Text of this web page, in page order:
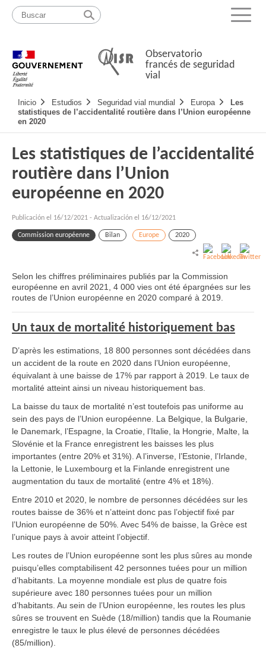
Pasar
contenido
Mapa
web
Menu
Observatorio
francés de seguridad
vial
Navigation
principale
Inicio Estudios Seguridad vial mundial Europa
Les
statistiques de l’accidentalité routière dans l’Union européenne
en 2020
Les statistiques de l’accidentalité
routière dans l’Union
européenne en 2020
Publicación el 16/12/2021 - Actualización el 16/12/2021
Commission européenne Bilan Europe 2020
Selon les chiffres préliminaires publiés par la Commission
européenne en avril 2021, 4 000 vies ont été épargnées sur les
routes de l’Union européenne en 2020 comparé à 2019.
Un taux de mortalité historiquement bas
D’après les estimations, 18 800 personnes sont décédées dans
un accident de la route en 2020 dans l’Union européenne,
équivalant à une baisse de 17% par rapport à 2019. Le taux de
mortalité atteint ainsi un niveau historiquement bas.
La baisse du taux de mortalité n’est toutefois pas uniforme au
sein des pays de l’Union européenne. La Belgique, la Bulgarie,
le Danemark, l’Espagne, la Croatie, l’Italie, la Hongrie, Malte, la
Slovénie et la France enregistrent les baisses les plus
importantes (entre 20% et 31%). A l’inverse, l’Estonie, l’Irlande,
la Lettonie, le Luxembourg et la Finlande enregistrent une
augmentation du taux de mortalité (entre 4% et 18%).
Entre 2010 et 2020, le nombre de personnes décédées sur les
routes baisse de 36% et n’atteint donc pas l’objectif fixé par
l’Union européenne de 50%. Avec 54% de baisse, la Grèce est
l’unique pays à avoir atteint l’objectif.
Les routes de l’Union européenne sont les plus sûres au monde
puisqu’elles comptabilisent 42 personnes tuées pour un million
d’habitants. La moyenne mondiale est plus de quatre fois
supérieure avec 180 personnes tuées pour un million
d’habitants. Au sein de l’Union européenne, les routes les plus
sûres se trouvent en Suède (18/million) tandis que la Roumanie
enregistre le taux le plus élevé de personnes décédées
(85/million).